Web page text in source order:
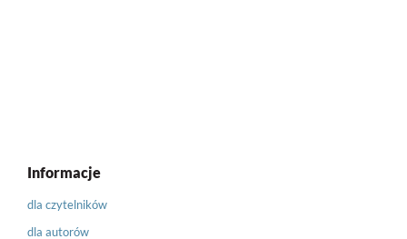
Informacje
dla czytelników
dla autorów